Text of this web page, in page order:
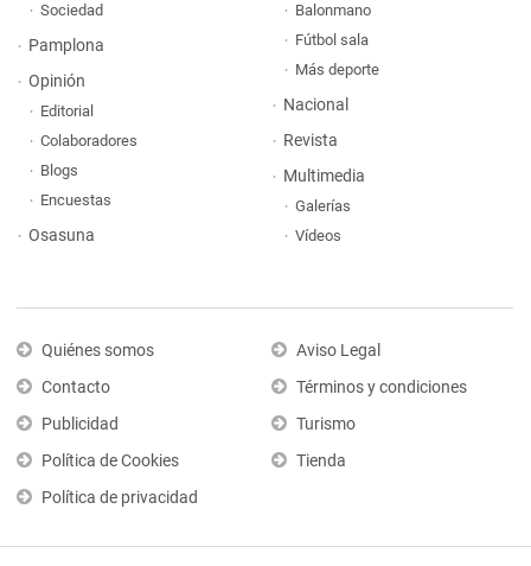
Sociedad
Pamplona
Opinión
Editorial
Colaboradores
Blogs
Encuestas
Osasuna
Balonmano
Fútbol sala
Más deporte
Nacional
Revista
Multimedia
Galerías
Vídeos
Quiénes somos
Contacto
Publicidad
Política de Cookies
Política de privacidad
Aviso Legal
Términos y condiciones
Turismo
Tienda